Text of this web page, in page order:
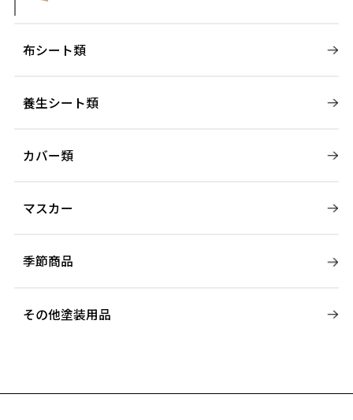
布シート類
養生シート類
カバー類
マスカー
季節商品
その他塗装用品